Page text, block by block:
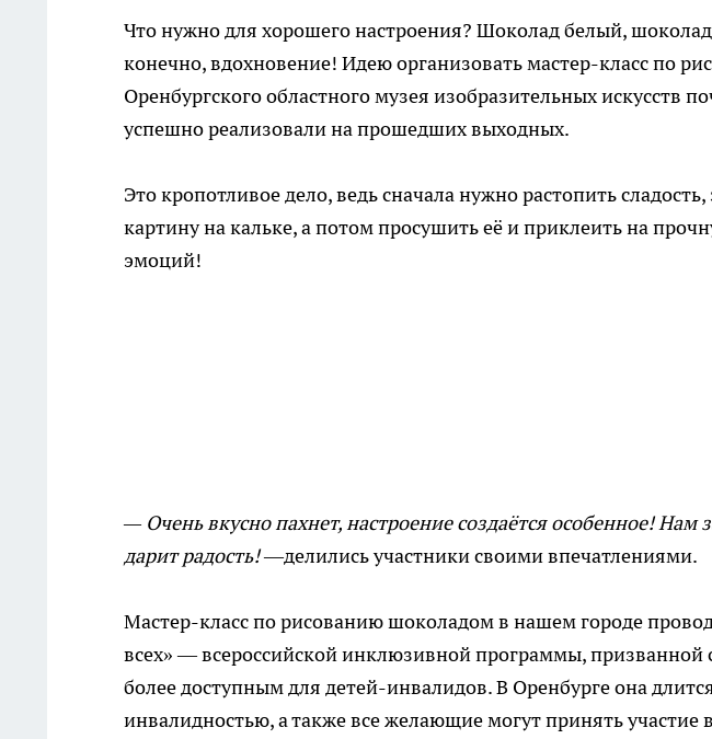
Что нужно для хорошего настроения? Шоколад белый,
конечно, вдохновение! Идею организовать мастер-класс по
Оренбургского областного музея изобразительных искусств
успешно реализовали на прошедших выходных.
Это кропотливое дело, ведь сначала нужно растопить
картину на кальке, а потом просушить её и приклеить на
эмоций!
— Очень вкусно пахнет, настроение создаётся особенное! Нам
дарит радость!—делились участники своими впечатлениями.
Мастер-класс по рисованию шоколадом в нашем городе
всех» — всероссийской инклюзивной программы, призванной
более доступным для детей-инвалидов. В Оренбурге она
инвалидностью, а также все желающие могут принять участие